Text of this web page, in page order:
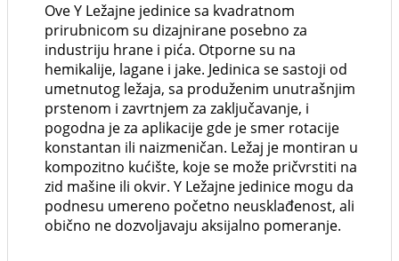
Ove Y Ležajne jedinice sa kvadratnom
prirubnicom su dizajnirane posebno za
industriju hrane i pića. Otporne su na
hemikalije, lagane i jake. Jedinica se sastoji od
umetnutog ležaja, sa produženim unutrašnjim
prstenom i zavrtnjem za zaključavanje, i
pogodna je za aplikacije gde je smer rotacije
konstantan ili naizmeničan. Ležaj je montiran u
kompozitno kućište, koje se može pričvrstiti na
zid mašine ili okvir. Y Ležajne jedinice mogu da
podnesu umereno početno neusklađenost, ali
obično ne dozvoljavaju aksijalno pomeranje.